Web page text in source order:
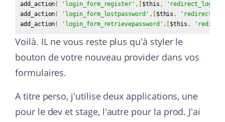
add_action( 'login_form_register' ,[ $this ,
add_action( 'login_form_lostpassword' ,[ $this ,
add_action( 'login_form_retrievepassword' ,[ $this ,
Voilà. IL ne vous reste plus qu'à styler le
bouton de votre nouveau provider dans vos
formulaires.
A titre perso, j'utilise deux applications, une
pour le dev et stage, l'autre pour la prod. J'ai